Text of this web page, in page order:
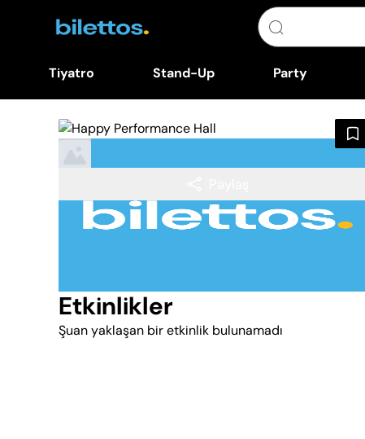
Tiyatro Stand-Up Party
Etkinlikler
Şuan yaklaşan bir etkinlik bulunamadı